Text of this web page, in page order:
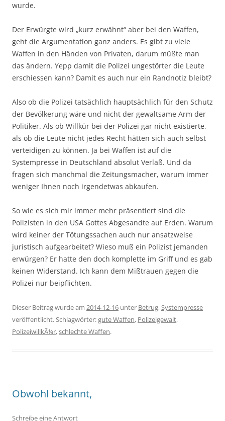
wurde.
Der Erwürgte wird „kurz erwähnt“ aber bei den Waffen,
geht die Argumentation ganz anders. Es gibt zu viele
Waffen in den Händen von Privaten, darum müßte man
das ändern. Yepp damit die Polizei ungestörter die Leute
erschiessen kann? Damit es auch nur ein Randnotiz bleibt?
Also ob die Polizei tatsächlich hauptsächlich für den Schutz
der Bevölkerung wäre und nicht der gewaltsame Arm der
Politiker. Als ob Willkür bei der Polizei gar nicht existierte,
als ob die Leute nicht jedes Recht hätten sich auch selbst
verteidigen zu können. Ja bei Waffen ist auf die
Systempresse in Deutschland absolut Verlaß. Und da
fragen sich manchmal die Zeitungsmacher, warum immer
weniger Ihnen noch irgendetwas abkaufen.
So wie es sich mir immer mehr präsentiert sind die
Polizisten in den USA Gottes Abgesandte auf Erden. Warum
wird keiner der Tötungssachen auch nur ansatzweise
juristisch aufgearbeitet? Wieso muß ein Polizist jemanden
erwürgen? Er hatte den doch komplette im Griff und es gab
keinen Widerstand. Ich kann dem Mißtrauen gegen die
Polizei nur beipflichten.
Dieser Beitrag wurde am 2014-12-16 unter Betrug,Systempresse
veröffentlicht. Schlagwörter:gute Waffen, Polizeigewalt,
PolizeiwillkÃ¼r,schlechte Waffen.
Obwohl bekannt,
Schreibe eine Antwort